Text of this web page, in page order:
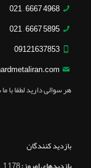
4968 6667 – 021
5895 6667 – 021
09121637853
هر سوالی دارید لطفا با
بازدید کنندگان